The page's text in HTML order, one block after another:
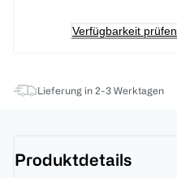
Verfügbarkeit prüfen
Lieferung in 2-3 Werktagen
Produktdetails